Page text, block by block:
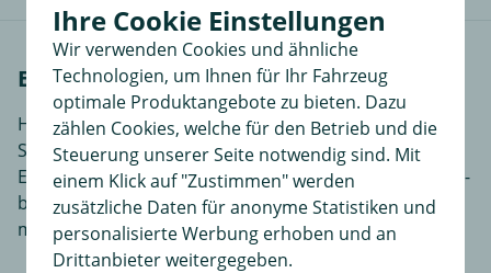
Einbauanleitungen
Hier finden Sie Einbauanleitungen in verschiedenen
Sprachen, je nach Artikel noch ergänzende
Einbauhilfen und zusätzliches Bildmaterial das den Ein-
bzw. Anbau des Produktes für Sie noch einfacher
macht.
Ihre Cookie Einstellungen
Wir verwenden Cookies und ähnliche
Technologien, um Ihnen für Ihr Fahrzeug
optimale Produktangebote zu bieten. Dazu
zählen Cookies, welche für den Betrieb und die
Steuerung unserer Seite notwendig sind. Mit
einem Klick auf "Zustimmen" werden
zusätzliche Daten für anonyme Statistiken und
personalisierte Werbung erhoben und an
Drittanbieter weitergegeben.